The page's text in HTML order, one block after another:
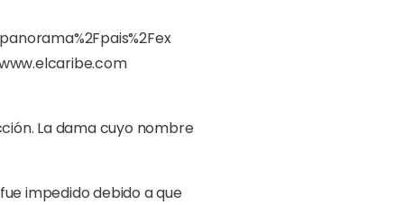
La dama cuyo nombre
impedido debido a que